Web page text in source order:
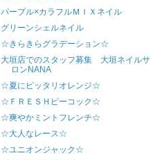
パープル×カラフルＭＩＸネイル
グリーンシェルネイル
☆きらきらグラデーション☆
大垣店でのスタッフ募集 大垣ネイルサ
ロンNANA
☆夏にピッタリオレンジ☆
☆ＦＲＥＳＨピーコック☆
☆爽やかミントフレンチ☆
☆大人なレース☆
☆ユニオンジャック☆